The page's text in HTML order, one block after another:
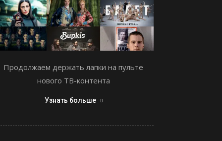
Продолжаем держать лапки на пульте
нового ТВ-контента
Узнать больше